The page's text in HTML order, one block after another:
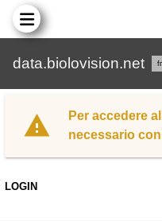
data.biolovision.net fr
Per accedere
necessario
LOGIN